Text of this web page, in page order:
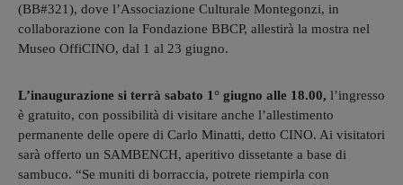
(BB#321), dove l’Associazione Culturale Montegonzi, in
collaborazione con la Fondazione BBCP, allestirà la mostra nel
Museo OffiCINO, dal 1 al 23 giugno.
L’inaugurazione si terrà sabato 1° giugno alle 18.00, l’ingresso
è gratuito, con possibilità di visitare anche l’allestimento
permanente delle opere di Carlo Minatti, detto CINO. Ai visitatori
sarà offerto un SAMBENCH, aperitivo dissetante a base di
sambuco. “Se muniti di borraccia, potrete riempirla con